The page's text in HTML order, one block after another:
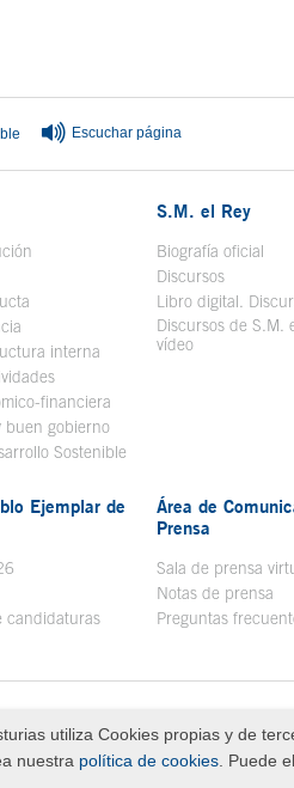
Se abre en ventana nueva
Escuchar página
interna
financiera
buen gobierno
Sostenible
S.M. el Rey
Biografía oficial
Discursos
Libro digital.
Discursos de S.M.
vídeoSe abre en
Ejemplar de
candidaturas
Área de
Prensa
Sala de prensa
Notas de prensa
Preguntas
08 09:11:45 UTC 2026 Fundación
utiliza Cookies propias y de
nuestra política de cookies . Puede